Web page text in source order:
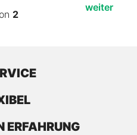
2
weiter
ERFAHRUNG